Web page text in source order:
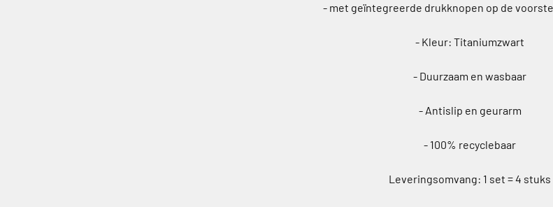
- met geïntegreerde drukknopen op de
- Kleur: Titaniumzwart
- Duurzaam en wasbaar
- Antislip en geurarm
- 100% recyclebaar
Leveringsomvang: 1 set = 4 stuks